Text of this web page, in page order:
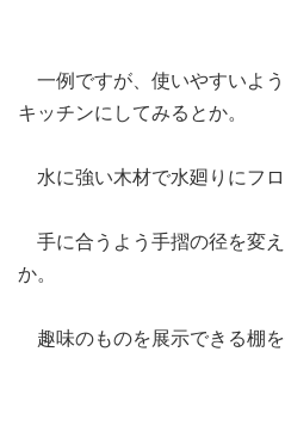
一例ですが、使いやすいよ
キッチンにしてみるとか。
水に強い木材で水廻りにフロ
手に合うよう手摺の径を変
か。
趣味のものを展示できる棚